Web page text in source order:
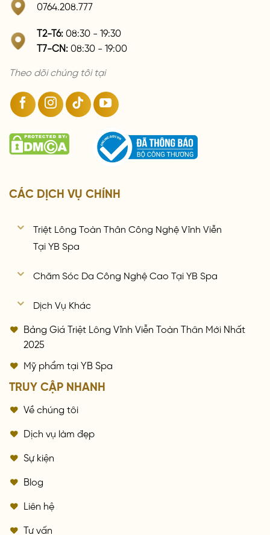
0764.208.777
T2-T6: 08:30 - 19:30
T7-CN: 08:30 - 19:00
Theo dõi chúng tôi tại
CÁC DỊCH VỤ CHÍNH
Triệt Lông Toàn Thân Công Nghệ Vĩnh Viễn
Tại YB Spa
Chăm Sóc Da Công Nghệ Cao Tại YB Spa
Dịch Vụ Khác
Bảng Giá Triệt Lông Vĩnh Viễn Toàn Thân Mới Nhất
2025
Mỹ phẩm tại YB Spa
TRUY CẬP NHANH
Về chúng tôi
Dịch vụ làm đẹp
Sự kiện
Blog
Liên hệ
Tư vấn